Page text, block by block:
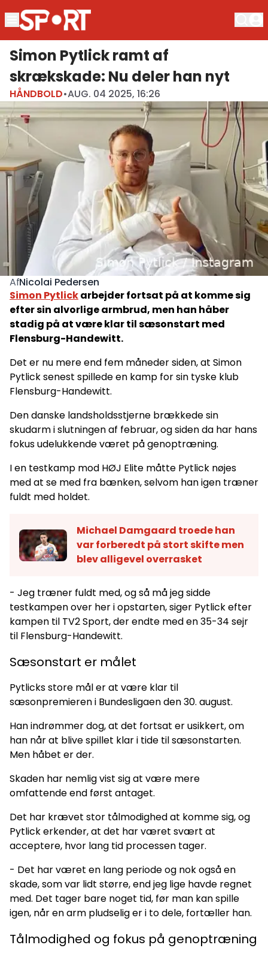
Simon Pytlick ramt af
skrækskade: Nu deler han nyt
HÅNDBOLD•AUG. 04 2025, 16:26
AfNicolai Pedersen
Simon Pytlickarbejder fortsat på at komme sig
efter sin alvorlige armbrud, men han håber
stadig på at være klar til sæsonstart med
Flensburg-Handewitt.
Det er nu mere end fem måneder siden, at Simon
Pytlick senest spillede en kamp for sin tyske klub
Flensburg-Handewitt.
Den danske landsholdsstjerne brækkede sin
skudarm i slutningen af februar, og siden da har hans
fokus udelukkende været på genoptræning.
I en testkamp mod HØJ Elite måtte Pytlick nøjes
med at se med fra bænken, selvom han igen træner
fuldt med holdet.
Michael Damgaard troede han
var forberedt på stort skifte men
blev alligevel overrasket
- Jeg træner fuldt med, og så må jeg sidde
testkampen over her i opstarten, siger Pytlick efter
kampen til TV2 Sport, der endte med en 35-34 sejr
til Flensburg-Handewitt.
Sæsonstart er målet
Pytlicks store mål er at være klar til
sæsonpremieren i Bundesligaen den 30. august.
Han indrømmer dog, at det fortsat er usikkert, om
han når at blive spillet klar i tide til sæsonstarten.
Men håbet er der.
Skaden har nemlig vist sig at være mere
omfattende end først antaget.
Det har krævet stor tålmodighed at komme sig, og
Pytlick erkender, at det har været svært at
acceptere, hvor lang tid processen tager.
- Det har været en lang periode og nok også en
skade, som var lidt større, end jeg lige havde regnet
med. Det tager bare noget tid, før man kan spille
igen, når en arm pludselig er i to dele, fortæller han.
Tålmodighed og fokus på genoptræning